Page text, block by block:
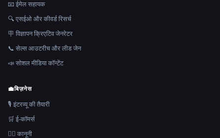
📧 ईमेल सहायक
🔍 एसईओ और कीवर्ड रिसर्च
🪧 विज्ञापन क्रिएटिव जेनरेटर
📞 सेल्स आउटरीच और लीड जेन
📣 सोशल मीडिया कॉन्टेंट
💼बिज़नेस
🎙️ इंटरव्यू की तैयारी
🛒 ई-कॉमर्स
👩‍⚖️ कानूनी